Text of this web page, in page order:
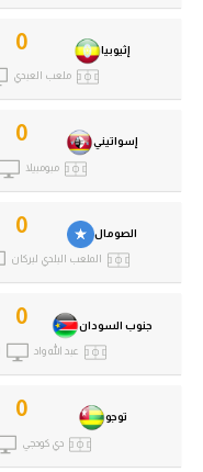
توجو 0
دي كودجي
جنوب السودان 0
عبد الله واد
الصومال 0
الملعب البلدي لبركان
إسواتيني 0
مبومبيلا
إثيوبيا 0
ملعب العبدي